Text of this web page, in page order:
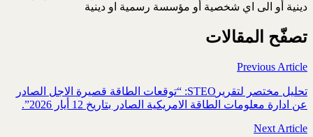
دينية أو الى اي شخصية أو مؤسسة رسمية او دينية
تصفّح المقالات
Previous Article
تحليل مختصر لتقريرSTEO‏: “توقعات الطاقة قصيرة الاجل الصادر
عن ادارة معلومات الطاقة الامريكية ‏الصادر بتاريخ 12 أيار 2026”.‏
Next Article